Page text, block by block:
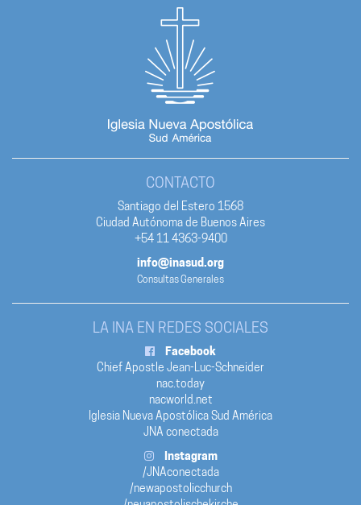
CONTACTO
Santiago del Estero 1568
Ciudad Autónoma de Buenos Aires
+54 11 4363-9400
info@inasud.org
Consultas Generales
LA INA EN REDES SOCIALES
Facebook
Chief Apostle Jean-Luc-Schneider
nac.today
nacworld.net
Iglesia Nueva Apostólica Sud América
JNA conectada
Instagram
/JNAconectada
/newapostolicchurch